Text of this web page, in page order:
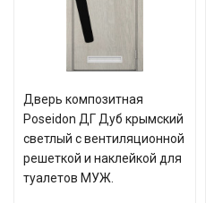
Дверь композитная
Poseidon ДГ Дуб крымский
светлый с вентиляционной
решеткой и наклейкой для
туалетов МУЖ.